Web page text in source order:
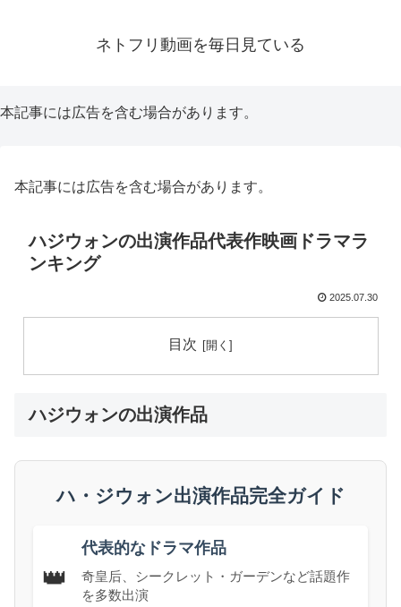
ネトフリ動画を毎日見ている
本記事には広告を含む場合があります。
本記事には広告を含む場合があります。
ハジウォンの出演作品代表作映画ドラマラ
ンキング
2025.07.30
目次
ハジウォンの出演作品
ハ・ジウォン出演作品完全ガイド
👑
代表的なドラマ作品
奇皇后、シークレット・ガーデンなど話題作
を多数出演